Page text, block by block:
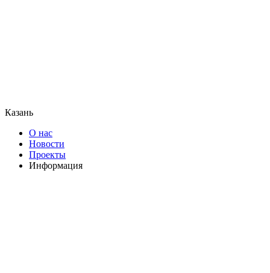
Казань
О нас
Новости
Проекты
Информация